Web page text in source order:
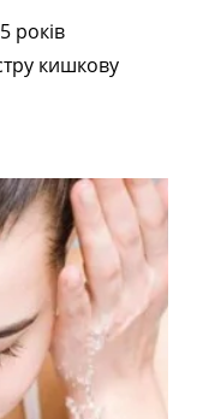
років
кишкову